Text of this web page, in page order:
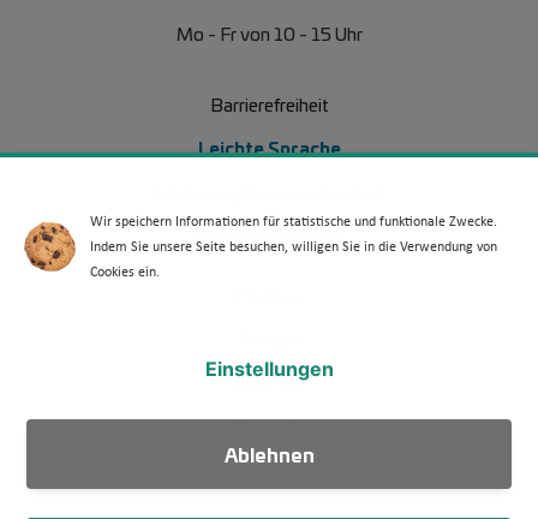
Mo - Fr von 10 - 15 Uhr
Barrierefreiheit
Leichte Sprache
Barriere melden
Über uns
Wir speichern Informationen für statistische und funktionale Zwecke.
Indem Sie unsere Seite besuchen, willigen Sie in die Verwendung von
Cookies ein.
Ablehnen
Einstellungen